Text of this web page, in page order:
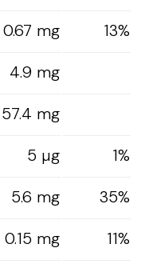
0.67 mg
13%
4.9 mg
57.4 mg
5 µg
1%
5.6 mg
35%
0.15 mg
11%